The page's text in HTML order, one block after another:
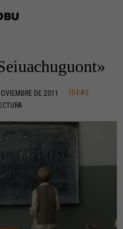
DE 2011
IDEAS